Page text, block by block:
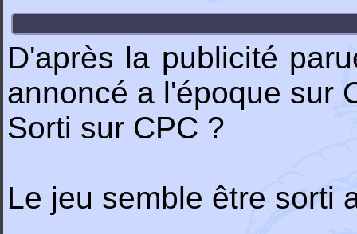
D'après la publicité
annoncé a l'époque sur
Sorti sur CPC ?
Le jeu semble être sorti